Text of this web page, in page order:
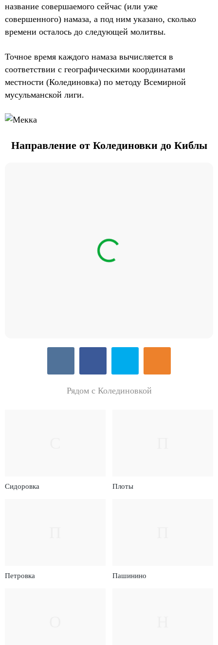
название совершаемого сейчас (или уже
совершенного) намаза, а под ним указано, сколько
времени осталось до следующей молитвы.
Точное время каждого намаза вычисляется в
соответствии с географическими координатами
местности (Колединовка) по методу Всемирной
мусульманской лиги.
Направление от Колединовки до Киблы
Рядом с Колединовкой
Сидоровка Плоты
Петровка Пашинино